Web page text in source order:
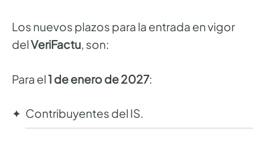
Los nuevos plazos para la entrada en vigor
delVeriFactu, son:
Para el1 de enero de 2027:
Contribuyentes del IS.